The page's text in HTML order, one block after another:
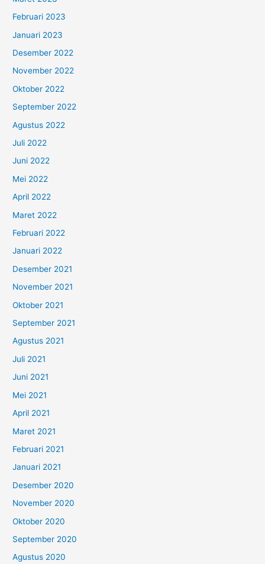
Februari 2023
Januari 2023
Desember 2022
November 2022
Oktober 2022
September 2022
Agustus 2022
Juli 2022
Juni 2022
Mei 2022
April 2022
Maret 2022
Februari 2022
Januari 2022
Desember 2021
November 2021
Oktober 2021
September 2021
Agustus 2021
Juli 2021
Juni 2021
Mei 2021
April 2021
Maret 2021
Februari 2021
Januari 2021
Desember 2020
November 2020
Oktober 2020
September 2020
Agustus 2020